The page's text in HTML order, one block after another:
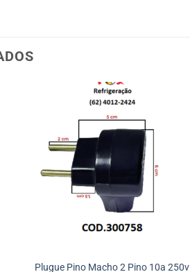
Plugue Pino Macho 2 Pino 10a 250v